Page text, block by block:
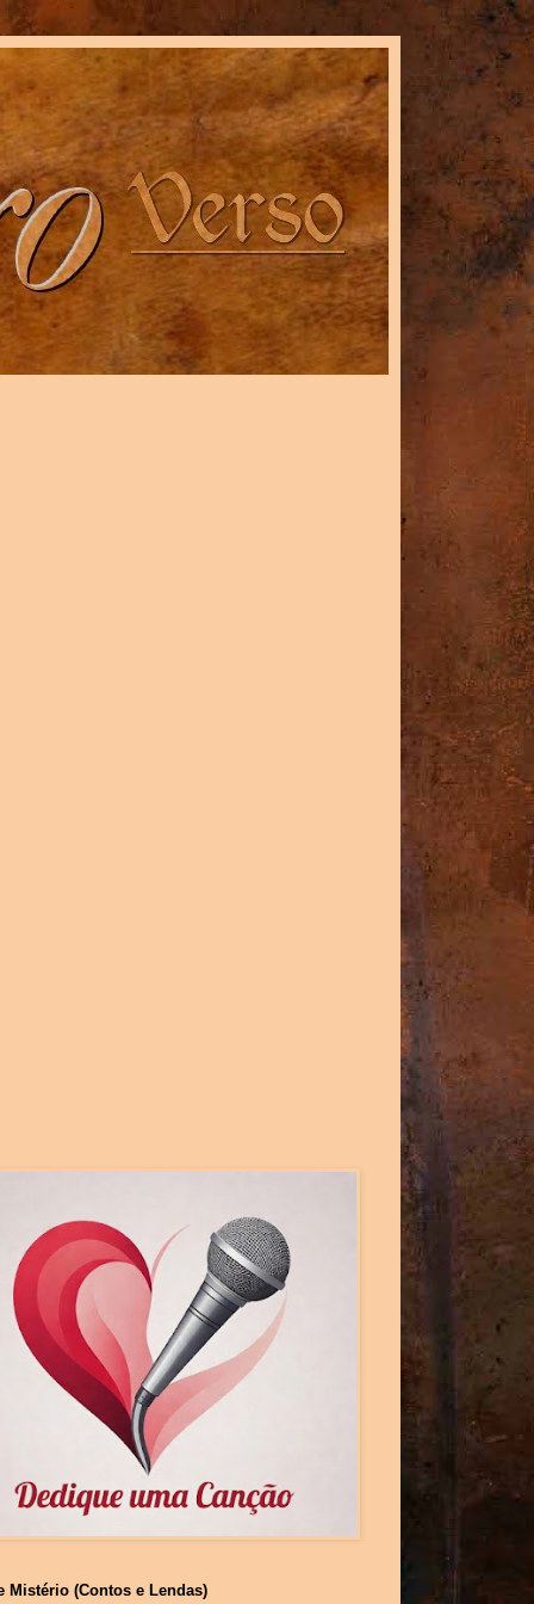
Mistério (Contos e Lendas)